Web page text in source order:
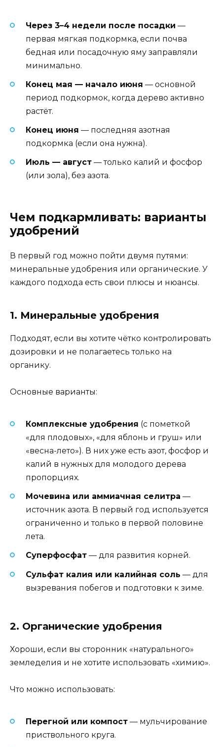
Через 3–4 недели после посадки —
первая мягкая подкормка, если почва
бедная или посадочную яму заправляли
минимально.
Конец мая — начало июня — основной
период подкормок, когда дерево активно
растёт.
Конец июня — последняя азотная
подкормка (если она нужна).
Июль — август — только калий и фосфор
(или зола), без азота.
Чем подкармливать: варианты
удобрений
В первый год можно пойти двумя путями:
минеральные удобрения или органические. У
каждого подхода есть свои плюсы и нюансы.
1. Минеральные удобрения
Подходят, если вы хотите чётко контролировать
дозировки и не полагаетесь только на
органику.
Основные варианты:
Комплексные удобрения (с пометкой
«для плодовых», «для яблонь и груш» или
«весна-лето»). В них уже есть азот, фосфор и
калий в нужных для молодого дерева
пропорциях.
Мочевина или аммиачная селитра —
источник азота. В первый год используется
ограниченно и только в первой половине
лета.
Суперфосфат — для развития корней.
Сульфат калия или калийная соль — для
вызревания побегов и подготовки к зиме.
2. Органические удобрения
Хороши, если вы сторонник «натурального»
земледелия и не хотите использовать «химию».
Что можно использовать:
Перегной или компост — мульчирование
приствольного круга.